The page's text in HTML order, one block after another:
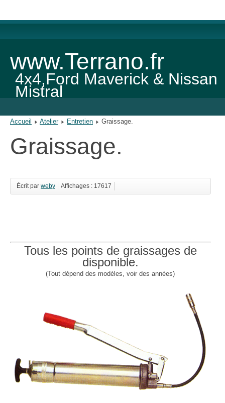
www.Terrano.fr
4x4,Ford Maverick & Nissan
Mistral
Accueil Atelier Entretien Graissage.
Graissage.
Écrit par weby Affichages : 17617
Tous les points de graissages de
disponible.
(Tout dépend des modèles, voir des années)